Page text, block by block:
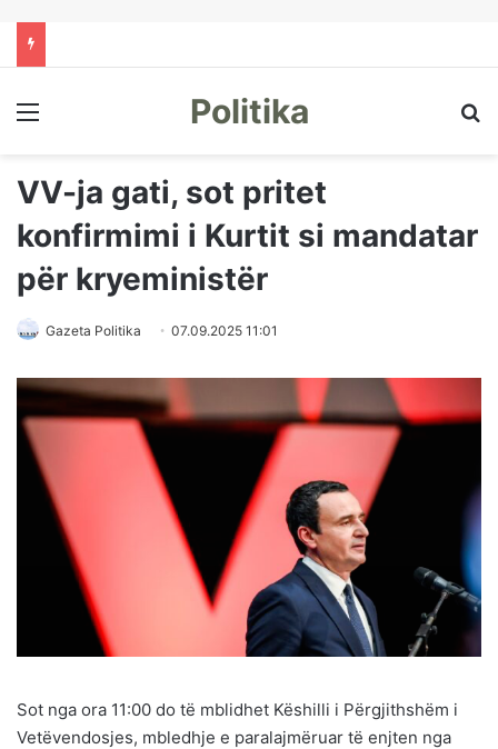
Menu Politika
VV-ja gati, sot pritet
konfirmimi i Kurtit si mandatar
për kryeministër
Gazeta Politika 07.09.2025 11:01
Sot nga ora 11:00 do të mblidhet Këshilli i Përgjithshëm i
Vetëvendosjes, mbledhje e paralajmëruar të enjten nga